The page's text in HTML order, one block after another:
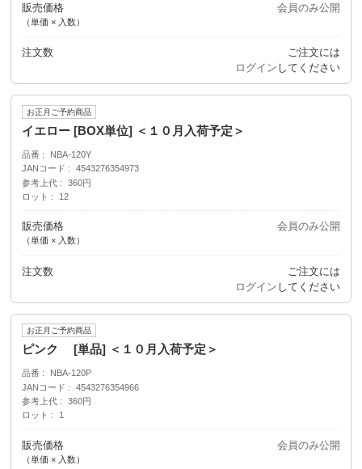
販売価格
（単価 × 入数）
会員のみ公開
注文数
ご注文には
ログイン してください
お正月ご予約商品
イエロー [BOX単位] ＜１０月入荷予定＞
品番
NBA-120Y
JANコード
4543276354973
参考上代
360円
ロット
12
販売価格
（単価 × 入数）
会員のみ公開
注文数
ご注文には
ログイン してください
お正月ご予約商品
ピンク [単品] ＜１０月入荷予定＞
品番
NBA-120P
JANコード
4543276354966
参考上代
360円
ロット
1
販売価格
（単価 × 入数）
会員のみ公開